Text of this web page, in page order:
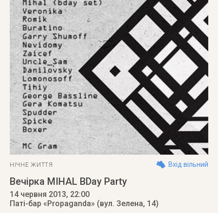
НІЧНЕ ЖИТТЯ Вхід вільний
Вечірка MIHAL BDay Party
14 червня 2013, 22:00
Паті-бар «Propaganda» (вул. Зелена, 14)